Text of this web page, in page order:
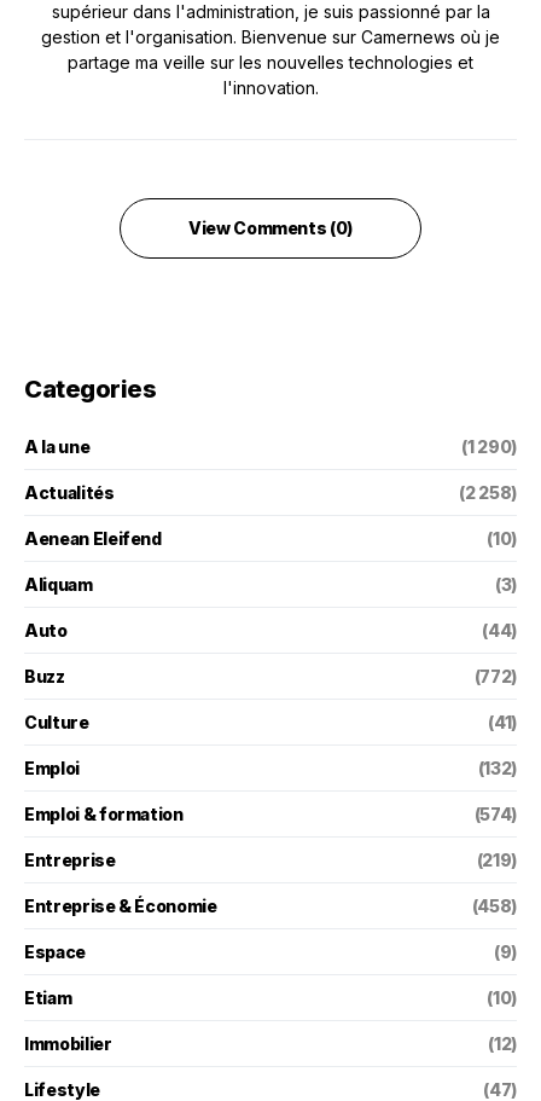
supérieur dans l'administration, je suis passionné par la
gestion et l'organisation. Bienvenue sur Camernews où je
partage ma veille sur les nouvelles technologies et
l'innovation.
View Comments (0)
Categories
A la une (1 290)
Actualités (2 258)
Aenean Eleifend (10)
Aliquam (3)
Auto (44)
Buzz (772)
Culture (41)
Emploi (132)
Emploi & formation (574)
Entreprise (219)
Entreprise & Économie (458)
Espace (9)
Etiam (10)
Immobilier (12)
Lifestyle (47)